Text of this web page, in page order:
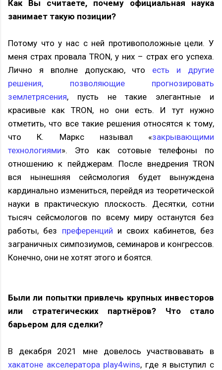
Как Вы считаете, почему официальная наука
занимает такую позиции?
Потому что у нас с ней противоположные цели. У
меня страх провала TRON, у них – страх его успеха.
Лично я вполне допускаю, что есть и другие
решения, позволяющие прогнозировать
землетрясения, пусть не такие элегантные и
красивые как TRON, но они есть. И тут нужно
отметить, что все такие решения относятся к тому,
что К. Маркс называл «закрывающими
технологиями». Это как сотовые телефоны по
отношению к пейджерам. После внедрения TRON
вся нынешняя сейсмология будет вынуждена
кардинально измениться, перейдя из теоретической
науки в практическую плоскость. Десятки, сотни
тысяч сейсмологов по всему миру останутся без
работы, без преференций и своих кабинетов, без
заграничных симпозиумов, семинаров и конгрессов.
Конечно, они не хотят этого и боятся.
Были ли попытки привлечь крупных инвесторов
или стратегических партнёров? Что стало
барьером для сделки?
В декабря 2021 мне довелось участвовавать в
хакатоне акселератора play4wins, где я выступил с